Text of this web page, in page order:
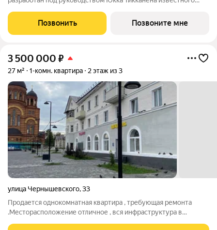
сочетании современного дизайна и северной эстетики. В
данном проекте Тикканен удачно
Позвонить Позвоните мне
3 500 000 ₽
27 м² 1-комн. квартира 2 этаж из 3
улица Чернышевского,33
Продается однокомнатная квартира , требующая ремонта
.Месторасположение отличное , вся инфраструктура в